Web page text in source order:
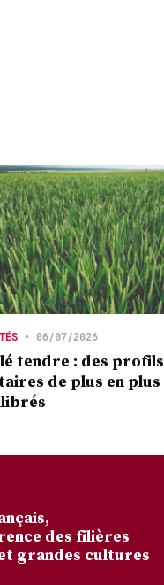
• 06/07/2026
tendre : des profils
de plus en plus
des filières
grandes cultures